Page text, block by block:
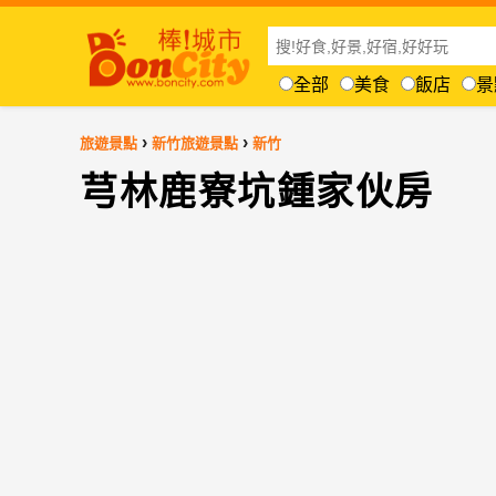
全部 美食 飯店
旅遊景點 › 新竹旅遊景點 › 新竹
芎林鹿寮坑鍾家伙房